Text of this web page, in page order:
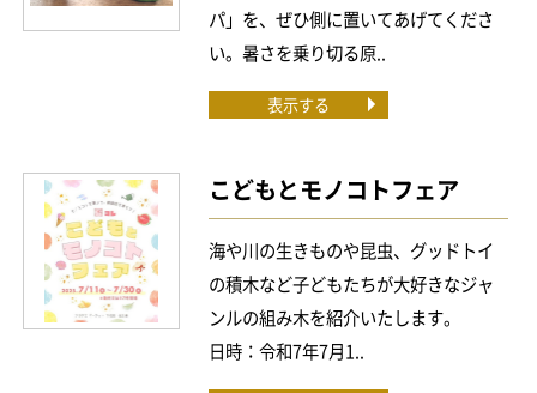
パ」を、ぜひ側に置いてあげてくださ
い。暑さを乗り切る原..
表示する
こどもとモノコトフェア
海や川の生きものや昆虫、グッドトイ
の積木など子どもたちが大好きなジャ
ンルの組み木を紹介いたします。
日時：令和7年7月1..